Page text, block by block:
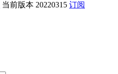
当前版本 20220315 订阅